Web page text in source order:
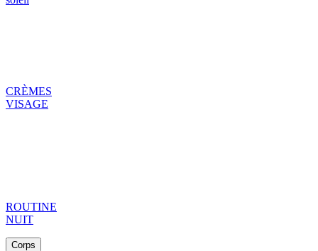
CRÈMES
VISAGE
ROUTINE
NUIT
Corps